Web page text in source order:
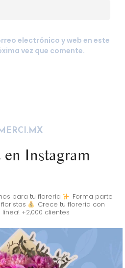
electrónico y web en este
vez que comente.
en Instagram
para tu florería
Forma parte
Crece tu florería con
línea! +2,000 clientes